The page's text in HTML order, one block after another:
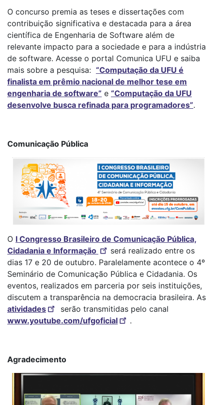
O concurso premia as teses e dissertações com
contribuição significativa e destacada para a área
científica de Engenharia de Software além de
relevante impacto para a sociedade e para a indústria
de software. Acesse o portal Comunica UFU e saiba
mais sobre a pesquisa: “Computação da UFU é
finalista em prêmio nacional de melhor tese em
engenharia de software” e “Computação da UFU
desenvolve busca refinada para programadores”.
Comunicação Pública
O I Congresso Brasileiro de Comunicação Pública,
Cidadania e Informação
será realizado entre os
dias 17 e 20 de outubro. Paralelamente acontece o 4º
Seminário de Comunicação Pública e Cidadania. Os
eventos, realizados em parceria por seis instituições,
discutem a transparência na democracia brasileira. As
atividades
serão transmitidas pelo canal
www.youtube.com/ufgoficial
.
Agradecimento